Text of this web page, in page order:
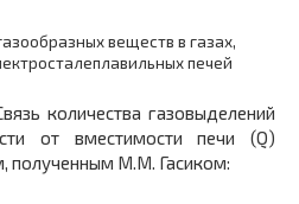
веществ в газах,
печей
количества газовыделений
от вместимости печи (Q)
полученным М.М. Гасиком: